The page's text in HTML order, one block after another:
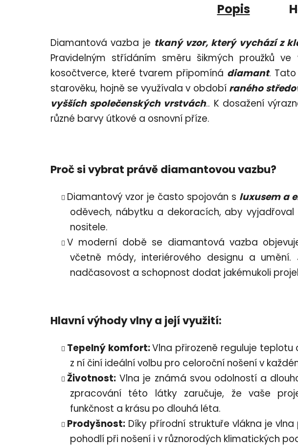
Popis
Diamantová vazba je tkaný vzor, který vychází z
Pravidelným střídáním směru šikmých proužků ve
kosočtverce, které tvarem připomíná diamant.
starověku, hojně se využívala v období raného
vyšších společenských vrstvách.. K dosažení
různé barvy útkové a osnovní příze.
Proč si vybrat právě diamantovou vazbu?
Diamantový vzor je často spojován s luxusem a
oděvech, nábytku a dekoracích, aby
nositele.
V moderní době se diamantová vazba
včetně módy, interiérového designu a
nadčasovost a schopnost dodat jakémukoli
Hlavní výhody vlny a její využití:
Tepelný komfort:Vlna přirozeně reguluje
z ní činí ideální volbu pro celoroční nošení v
Životnost: Vlna je známá svou odolností a
zpracování této látky zaručuje, že vaše
funkčnost a krásu po dlouhá léta.
Prodyšnost: Díky přírodní struktuře vlákna je
pohodlí při nošení i v různorodých klimatických